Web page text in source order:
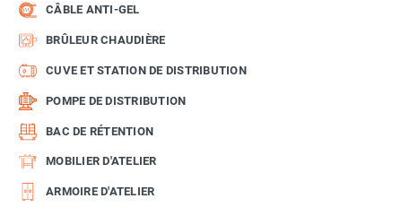
CÂBLE ANTI-GEL
BRÛLEUR CHAUDIÈRE
CUVE ET STATION DE DISTRIBUTION
POMPE DE DISTRIBUTION
BAC DE RÉTENTION
MOBILIER D'ATELIER
ARMOIRE D'ATELIER